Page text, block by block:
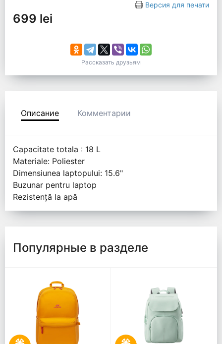
Версия для печати
699 lei
Рассказать друзьям
Описание Комментарии
Capacitate totala : 18 L
Materiale: Poliester
Dimensiunea laptopului: 15.6"
Buzunar pentru laptop
Rezistență la apă
Популярные в разделе